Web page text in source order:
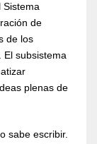
Sistema
de
de los
El subsistema
plenas de
sabe escribir.